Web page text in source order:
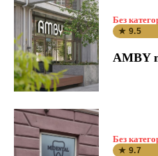
Без
★ 9.5
AMBY
Без
★ 9.7